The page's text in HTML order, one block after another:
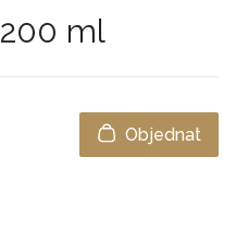
200 ml
Objednat